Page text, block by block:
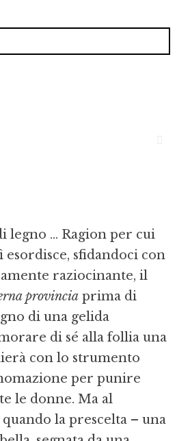
legno ... Ragion per cui
esordisce, sfidandoci con
raziocinante, il
provincia prima di
di una gelida
di sé alla follia una
con lo strumento
per punire
le donne. Ma al
la prescelta – una